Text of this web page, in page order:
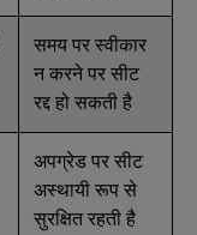
समय पर स्वीकार
न करने पर सीट
रद्द हो सकती है
अपग्रेड पर सीट
अस्थायी रूप से
सुरक्षित रहती है